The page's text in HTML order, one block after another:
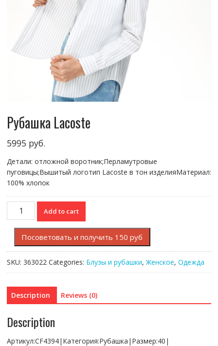
Рубашка Lacoste
5995 руб.
Детали: отложной воротник;Перламутровые
пуговицы;Вышитый логотип Lacoste в тон изделияМатериал:
100% хлопок
Рубашка
Lacoste
quantity
Add to cart
Посоветовать и получить 150 руб
SKU: 363022 Categories: Блузы и рубашки,Женское, Одежда
Description Reviews (0)
Description
Артикул:CF4394|Категория:Рубашка|Размер:40|